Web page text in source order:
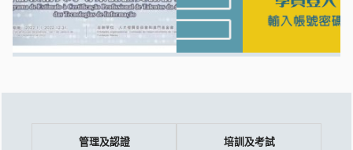
管理及認證
培訓及考試